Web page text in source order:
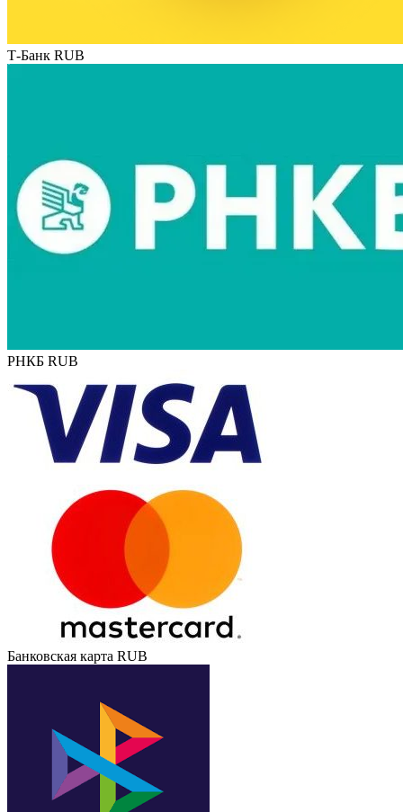
Т-Банк RUB
РНКБ RUB
Банковская карта RUB